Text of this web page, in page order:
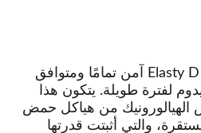
على الرغم من أن Elasty D Plus آمن تمامًا ومتوافق
لفترة طويلة. يتكون هذا
الهيالورونيك من هياكل حمض
والتي أثبتت قدرتها